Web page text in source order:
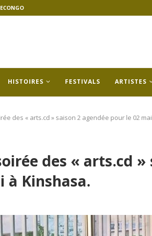
HISTOIRES FESTIVALS ARTISTES
des « arts.cd » saison 2 agendée pour le 02
des « arts.cd »
à Kinshasa.